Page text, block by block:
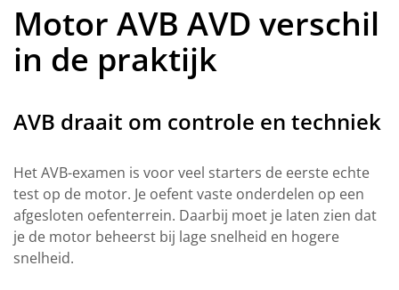
Motor AVB AVD verschil
in de praktijk
AVB draait om controle en techniek
Het AVB-examen is voor veel starters de eerste echte
test op de motor. Je oefent vaste onderdelen op een
afgesloten oefenterrein. Daarbij moet je laten zien dat
je de motor beheerst bij lage snelheid en hogere
snelheid.